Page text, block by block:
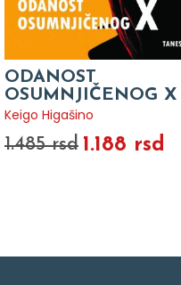
ODANOST
OSUMNJIČENOG X
Keigo Higašino
1.485 rsd 1.188 rsd